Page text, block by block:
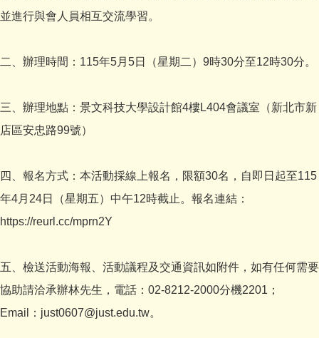
並進行與會人員相互交流學習。
二、辦理時間：115年5月5日（星期二）9時30分至12時30分。
三、辦理地點：景文科技大學設計館4樓L404會議室（新北市新
店區安忠路99號）
四、報名方式：本活動採線上報名，限額30名，自即日起至115
年4月24日（星期五）中午12時截止。報名連結：
https://reurl.cc/mprn2Y
五、檢送活動海報、活動議程及交通資訊如附件，如有任何需要
協助請洽承辦林先生，電話：02-8212-2000分機2201；
Email：just0607@just.edu.tw。